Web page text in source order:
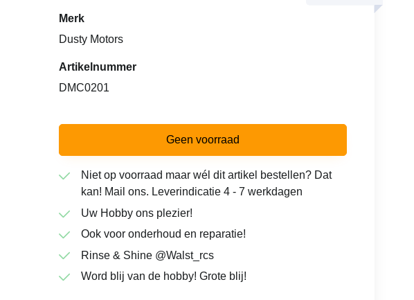
Merk
Dusty Motors
Artikelnummer
DMC0201
Geen voorraad
Niet op voorraad maar wél dit artikel bestellen? Dat
kan! Mail ons. Leverindicatie 4 - 7 werkdagen
Uw Hobby ons plezier!
Ook voor onderhoud en reparatie!
Rinse & Shine @Walst_rcs
Word blij van de hobby! Grote blij!